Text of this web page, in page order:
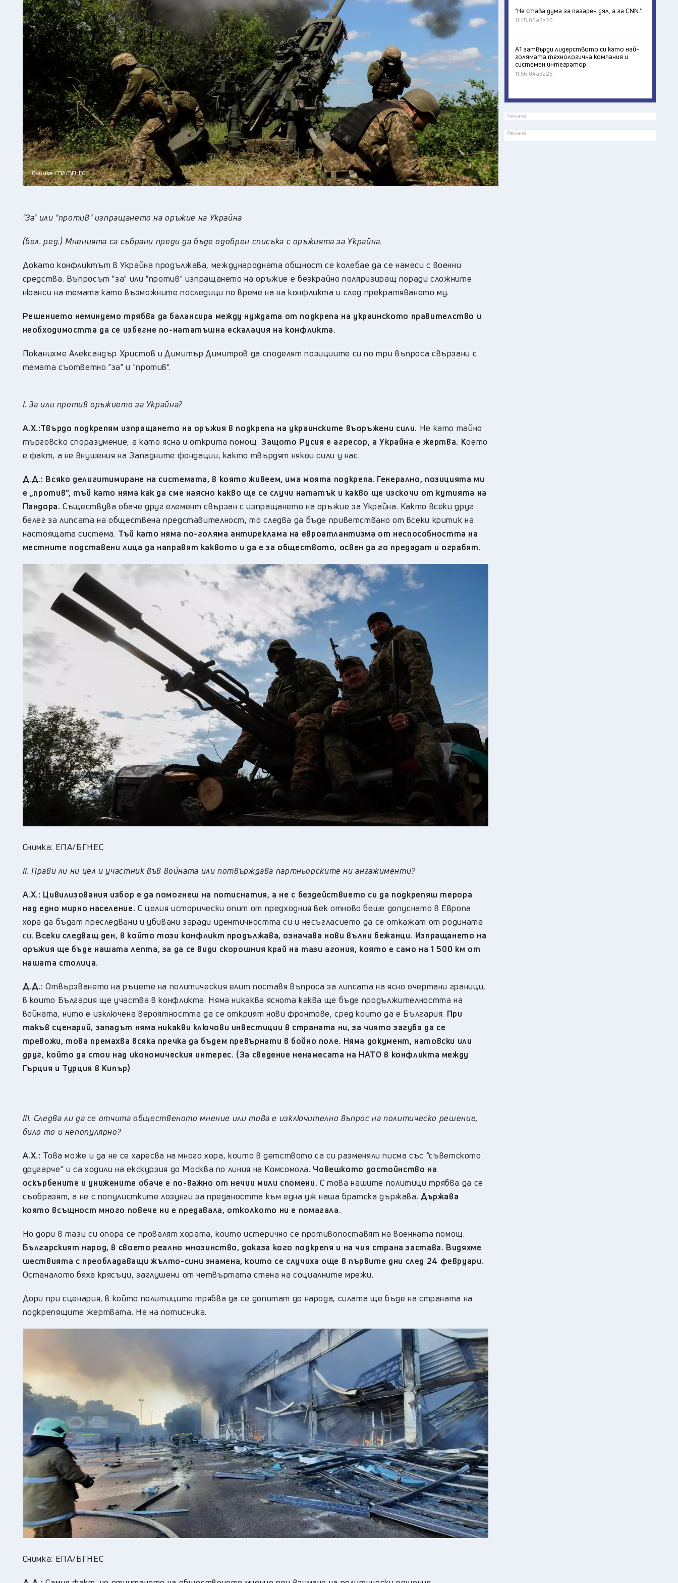
Перник, 28°C
Плевен, 37
Пловдив , 35 °C
Разград, 33°C
Русе, 35°C
Силистра, 34°C
Сливен, 32°C
Смолян, 27°C
София , 29°C
Стара Загора, 35°C
Търговище, 34
Хасково, 36°C
Шумен, 33°C
Ямбол, 34°C
Снимка: ЕПА/БГНЕС
"За" или "против" изпращането на оръжие на Украйна
(бел. ред.) Мненията са събрани преди да бъде одобрен списъка с оръжията за Украйна.
Докато конфликтът в Украйна продължава, международната общност се колебае да се намеси с военни
средства. Въпросът "за" или "против" изпращането на оръжие е безкрайно поляризиращ поради сложните
нюанси на темата като възможните последици по време на на конфликта и след прекратяването му.
Решението неминуемо трябва да балансира между нуждата от подкрепа на украинското правителство и
необходимостта да се избегне по-нататъшна ескалация на конфликта.
Поканихме Александър Христов и Димитър Димитров да споделят позициите си по три въпроса свързани с
темата съответно "за" и "против".
I. За или против оръжието за Украйна?
А.Х.:Твърдо подкрепям изпращането на оръжия в подкрепа на украинските въоръжени сили. Не като тайно
търговско споразумение, а като ясна и открита помощ. Защото Русия е агресор, а Украйна е жертва. Което
е факт, а не внушения на Западните фондации, както твърдят някои сили у нас.
Д.Д.: Всяко делигитимиране на системата, в която живеем, има моята подкрепа. Генерално, позицията ми
е „против“, тъй като няма как да сме наясно какво ще се случи нататък и какво ще изскочи от кутията на
Пандора. Съществува обаче друг елемент свързан с изпращането на оръжие за Украйна. Както всеки друг
белег за липсата на общественa представителност, то следва да бъде приветствано от всеки критик на
настоящата система. Тъй като няма по-голяма антиреклама на евроатлантизма от неспособността на
местните подставени лица да направят каквото и да е за обществото, освен да го предадат и ограбят.
Снимка: ЕПА/БГНЕС
II. Прави ли ни цел и участник във войната или потвърждава партньорските ни ангажименти?
А.Х.: Цивилизования избор е да помогнеш на потиснатия, а не с бездействието си да подкрепяш терора
над едно мирно население. С целия исторически опит от предходния век отново беше допуснато в Европа
хора да бъдат преследвани и убивани заради идентичността си и несъгласието да се откажат от родината
си. Всеки следващ ден, в който този конфликт продължава, означава нови вълни бежанци. Изпращането на
оръжия ще бъде нашата лепта, за да се види скорошния край на тази агония, която е само на 1 500 км от
нашата столица.
Д.Д.: Отвързването на ръцете на политическия елит поставя въпроса за липсата на ясно очертани граници,
в които България ще участва в конфликта. Няма никаква яснота каква ще бъде продължителността на
войната, нито е изключена вероятността да се открият нови фронтове, сред които да е България. При
такъв сценарий, западът няма никакви ключови инвестиции в страната ни, за чиято загуба да се
тревожи, това премахва всяка пречка да бъдем превърнати в бойно поле. Няма документ, натовски или
друг, който да стои над икономическия интерес. (За сведение ненамесата на НАТО в конфликта между
Гърция и Турция в Кипър)
III. Следва ли да се отчита общественото мнение или това е изключително въпрос на политическо решение,
било то и непопулярно?
А.Х.: Това може и да не се харесва на много хора, които в детството са си разменяли писма със “съветското
другарче” и са ходили на екскурзия до Москва по линия на Комсомола. Човешкото достойнство на
оскърбените и унижените обаче е по-важно от нечии мили спомени. С това нашите политици трябва да се
съобразят, а не с популистките лозунги за предаността към една уж наша братска държава. Държава
която всъщност много повече ни е предавала, отколкото ни е помагала.
Но дори в тази си опора се провалят хората, които истерично се противопоставят на военната помощ.
Българският народ, в своето реално мнозинство, доказа кого подкрепя и на чия страна застава. Видяхме
шествията с преобладаващи жълто-сини знамена, които се случиха още в първите дни след 24 февруари.
Останалото бяха крясъци, заглушени от четвъртата стена на социалните мрежи.
Дори при сценария, в който политиците трябва да се допитат до народа, силата ще бъде на страната на
подкрепящите жертвата. Не на потисника.
Снимка: ЕПА/БГНЕС
"Не става дума за пазарен дял, а за CNN."
11:45, 05 авг 26
А1 затвърди лидерството си като най-
голямата технологична компания и
системен интегратор
11:56, 04 авг 26
Реклама
Реклама